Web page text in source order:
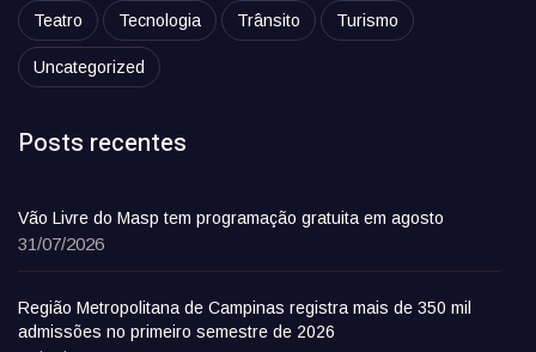
Teatro Tecnologia Trânsito Turismo
Uncategorized
Posts recentes
Vão Livre do Masp tem programação gratuita em agosto
31/07/2026
Região Metropolitana de Campinas registra mais de 350 mil
admissões no primeiro semestre de 2026